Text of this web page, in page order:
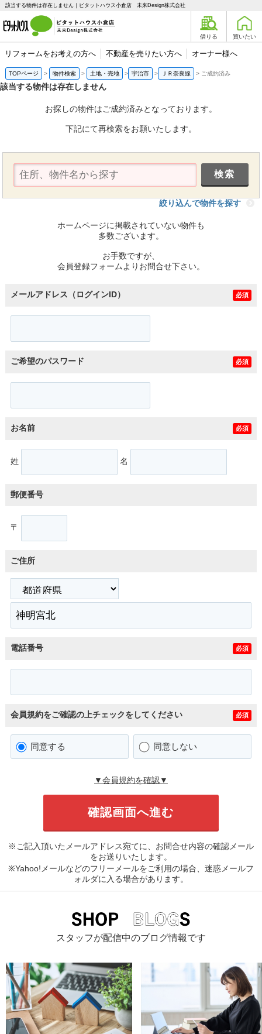
該当する物件は存在しません｜ピタットハウス小倉店 未来Design株式会社
借りる 買いたい
リフォームをお考えの方へ 不動産を売りたい方へ オーナー様へ
TOPページ 物件検索 土地・売地 宇治市 ＪＲ奈良線 ご成約済み
該当する物件は存在しません
お探しの物件はご成約済みとなっております。
下記にて再検索をお願いたします。
絞り込んで物件を探す
ホームページに掲載されていない物件も
多数ございます。
お手数ですが、
会員登録フォームよりお問合せ下さい。
メールアドレス（ログインID） 必須
ご希望のパスワード 必須
お名前 必須
姓 名
郵便番号
〒
ご住所
電話番号 必須
会員規約をご確認の上チェックをしてください 必須
同意する 同意しない
▼会員規約を確認▼
※ご記入頂いたメールアドレス宛てに、お問合せ内容の確認メール
をお送りいたします。
※Yahoo!メールなどのフリーメールをご利用の場合、迷惑メールフ
ォルダに入る場合があります。
スタッフが配信中のブログ情報です